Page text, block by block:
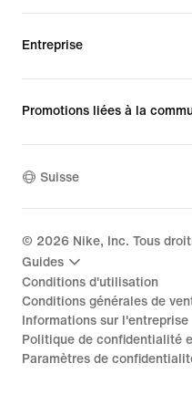
Entreprise
Promotions liées à la
Suisse
© 2026 Nike, Inc. Tous
Guides
Conditions d'utilisation
Conditions générales de
Informations sur l'entreprise
Politique de confidentialité
Paramètres de